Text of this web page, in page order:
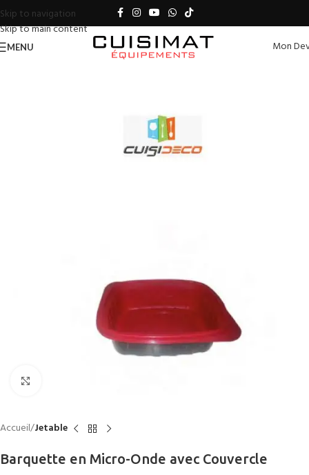
Skip to navigation
Skip to main content
MENU Mon
Accueil Jetable
Barquette en Micro-Onde avec Couvercle